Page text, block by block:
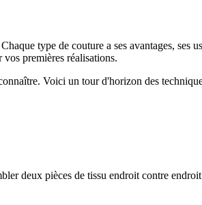
type de couture a ses avantages, ses
premières réalisations.
Voici un tour d'horizon des
deux pièces de tissu endroit contre